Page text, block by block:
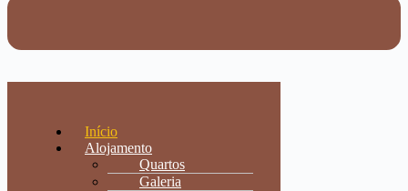
Início
Alojamento
Quartos
Galeria